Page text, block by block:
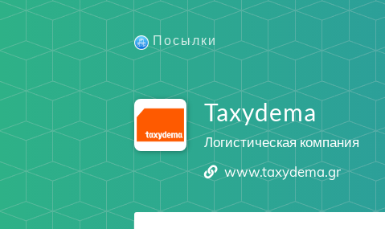
Посылки
Taxydema
Логистическая компания
www.taxydema.gr